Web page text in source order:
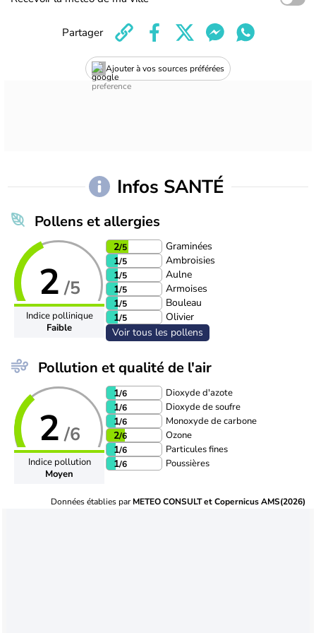
Ajouter à vos sources préférées
Partager
Infos SANTÉ
Pollens et allergies
2 /5
Indice pollinique
Faible
2/5
Graminées
1/5
Ambroisies
1/5
Aulne
1/5
Armoises
1/5
Bouleau
1/5
Olivier
Voir tous les pollens
Pollution et qualité de l'air
2 /6
Indice pollution
Moyen
1/6 Dioxyde d'azote
1/6 Dioxyde de soufre
1/6 Monoxyde de carbone
2/6 Ozone
1/6 Particules fines
1/6 Poussières
Données établies parMETEO CONSULT et Copernicus AMS(2026)